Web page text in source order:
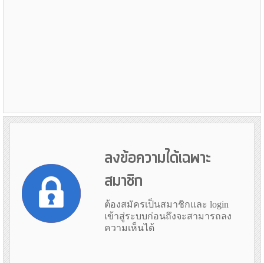
ลงข้อความได้เฉพาะ
สมาชิก
ต้องสมัครเป็นสมาชิกและ login
เข้าสู่ระบบก่อนถึงจะสามารถลง
ความเห็นได้